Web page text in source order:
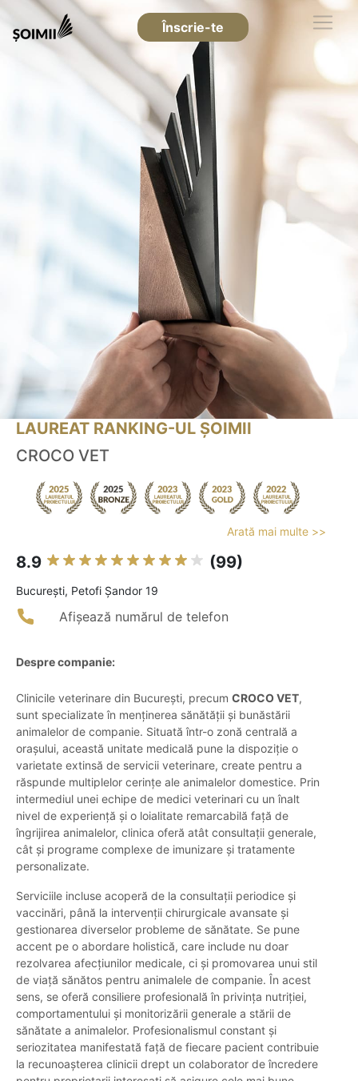
Înscrie-te
LAUREAT RANKING-UL ȘOIMII
CROCO VET
Arată mai multe >>
8.9 (99)
Bucureşti, Petofi Şandor 19
Afișează numărul de telefon
Despre companie:
Clinicile veterinare din București, precum CROCO VET,
sunt specializate în menținerea sănătății și bunăstării
animalelor de companie. Situată într-o zonă centrală a
orașului, această unitate medicală pune la dispoziție o
varietate extinsă de servicii veterinare, create pentru a
răspunde multiplelor cerințe ale animalelor domestice. Prin
intermediul unei echipe de medici veterinari cu un înalt
nivel de experiență și o loialitate remarcabilă față de
îngrijirea animalelor, clinica oferă atât consultații generale,
cât și programe complexe de imunizare și tratamente
personalizate.
Serviciile incluse acoperă de la consultații periodice și
vaccinări, până la intervenții chirurgicale avansate și
gestionarea diverselor probleme de sănătate. Se pune
accent pe o abordare holistică, care include nu doar
rezolvarea afecțiunilor medicale, ci și promovarea unui stil
de viață sănătos pentru animalele de companie. În acest
sens, se oferă consiliere profesională în privința nutriției,
comportamentului și monitorizării generale a stării de
sănătate a animalelor. Profesionalismul constant și
seriozitatea manifestată față de fiecare pacient contribuie
la recunoașterea clinicii drept un colaborator de încredere